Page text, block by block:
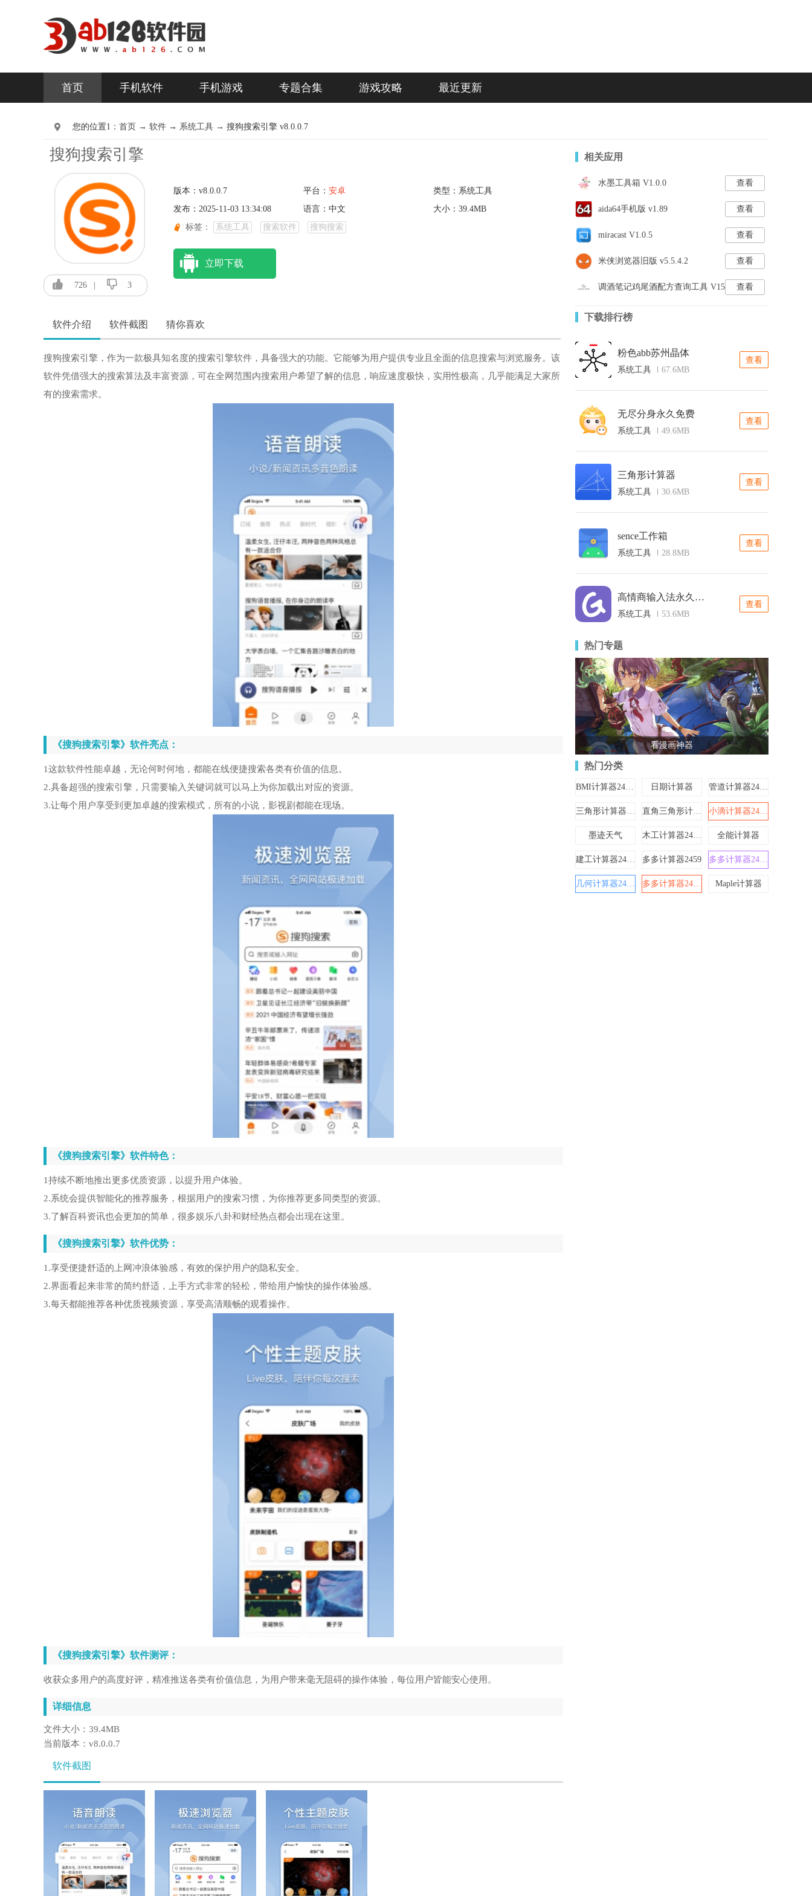
首页 手机软件 手机游戏 专题合集 游戏攻略 最近更新
您的位置1： 首页 → 软件 → 系统工具 → 搜狗搜索引擎 v8.0.0.7
搜狗搜索引擎
726 3
版本：v8.0.0.7 平台： 安卓
类型：系统工具
发布：2025-11-03 13:34:08
语言：中文
大小：39.4MB
标签：
系统工具 搜索软件 搜狗搜索
立即下载
软件介绍 软件截图 猜你喜欢
搜狗搜索引擎，作为一款极具知名度的搜索引擎软件，具备强大的功能。它能够为用户提供专业且全面的信息搜索与浏览服务。该
软件凭借强大的搜索算法及丰富资源，可在全网范围内搜索用户希望了解的信息，响应速度极快，实用性极高，几乎能满足大家所
有的搜索需求。
《搜狗搜索引擎》软件亮点：
1这款软件性能卓越，无论何时何地，都能在线便捷搜索各类有价值的信息。
2.具备超强的搜索引擎，只需要输入关键词就可以马上为你加载出对应的资源。
3.让每个用户享受到更加卓越的搜索模式，所有的小说，影视剧都能在现场。
《搜狗搜索引擎》软件特色：
1持续不断地推出更多优质资源，以提升用户体验。
2.系统会提供智能化的推荐服务，根据用户的搜索习惯，为你推荐更多同类型的资源。
3.了解百科资讯也会更加的简单，很多娱乐八卦和财经热点都会出现在这里。
《搜狗搜索引擎》软件优势：
1.享受便捷舒适的上网冲浪体验感，有效的保护用户的隐私安全。
2.界面看起来非常的简约舒适，上手方式非常的轻松，带给用户愉快的操作体验感。
3.每天都能推荐各种优质视频资源，享受高清顺畅的观看操作。
《搜狗搜索引擎》软件测评：
收获众多用户的高度好评，精准推送各类有价值信息，为用户带来毫无阻碍的操作体验，每位用户皆能安心使用。
详细信息
文件大小： 39.4MB
当前版本： v8.0.0.7
软件截图
相关应用
水墨工具箱 V1.0.0 查看
aida64手机版 v1.89 查看
miracast V1.0.5 查看
米侠浏览器旧版 v5.5.4.2 查看
调酒笔记鸡尾酒配方查询工具 V15 查看
下载排行榜
粉色abb苏州晶体
系统工具 67.6MB
查看
无尽分身永久免费
系统工具 49.6MB
查看
三角形计算器
系统工具 30.6MB
查看
sence工作箱
系统工具 28.8MB
查看
高情商输入法永久免费版
系统工具 53.6MB
查看
热门专题
看漫画神器
热门分类
BMI计算器24528 日期计算器 管道计算器24613
三角形计算器24612 直角三角形计算器 小滴计算器24522
墨迹天气 木工计算器24510 全能计算器
建工计算器24612 多多计算器2459 多多计算器24610
几何计算器24611 多多计算器24519 Maple计算器